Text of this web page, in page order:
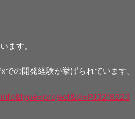
ます。
の開発経験が挙げられています。